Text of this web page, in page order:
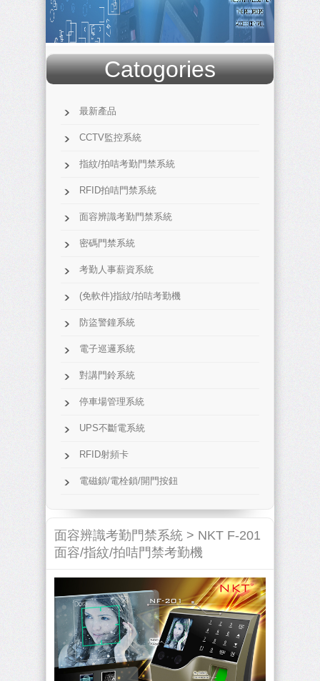
Catogories
最新產品
CCTV監控系統
指紋/拍咭考勤門禁系統
RFID拍咭門禁系統
面容辨識考勤門禁系統
密碼門禁系統
考勤人事薪資系統
(免軟件)指紋/拍咭考勤機
防盜警鐘系統
電子巡邏系統
對講門鈴系統
停車場管理系統
UPS不斷電系統
RFID射頻卡
電磁鎖/電栓鎖/開門按鈕
面容辨識考勤門禁系統 > NKT F-201
面容/指紋/拍咭門禁考勤機